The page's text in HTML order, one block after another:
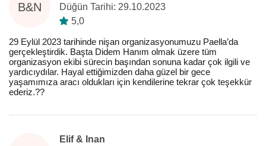
B&N
Düğün Tarihi: 29.10.2023
5,0
29 Eylül 2023 tarihinde nişan organizasyonumuzu Paella’da
gerçekleştirdik. Başta Didem Hanım olmak üzere tüm
organizasyon ekibi sürecin başından sonuna kadar çok ilgili ve
yardıcıydılar. Hayal ettiğimizden daha güzel bir gece
yaşamımıza aracı oldukları için kendilerine tekrar çok teşekkür
ederiz.??
Elif & Inan